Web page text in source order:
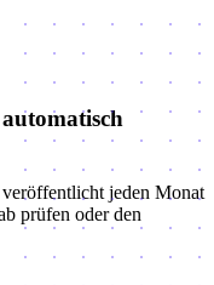
automatisch
jeden Monat
prüfen oder den